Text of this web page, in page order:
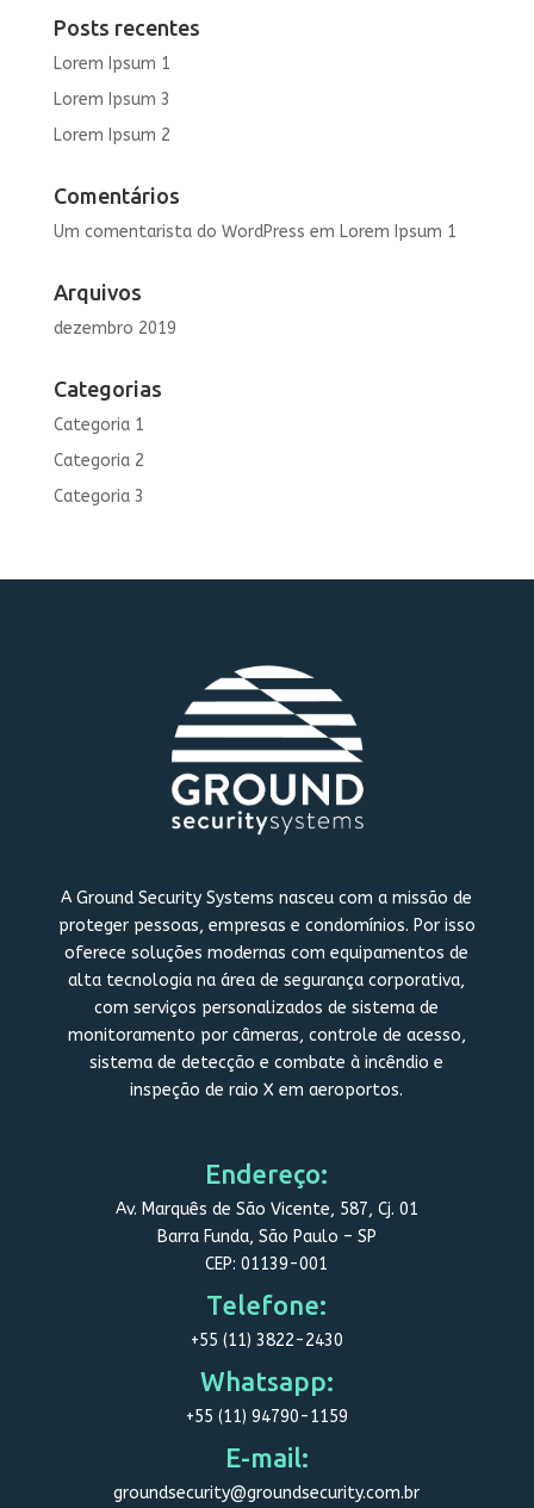
Posts recentes
Lorem Ipsum 1
Lorem Ipsum 3
Lorem Ipsum 2
Comentários
Um comentarista do WordPress em Lorem Ipsum 1
Arquivos
dezembro 2019
Categorias
Categoria 1
Categoria 2
Categoria 3
A Ground Security Systems nasceu com a missão de
proteger pessoas, empresas e condomínios. Por isso
oferece soluções modernas com equipamentos de
alta tecnologia na área de segurança corporativa,
com serviços personalizados de sistema de
monitoramento por câmeras, controle de acesso,
sistema de detecção e combate à incêndio e
inspeção de raio X em aeroportos.
Endereço:
Av. Marquês de São Vicente, 587, Cj. 01
Barra Funda, São Paulo – SP
CEP: 01139-001
Telefone:
+55 (11) 3822-2430
Whatsapp:
+55 (11) 94790-1159
E-mail:
groundsecurity@groundsecurity.com.br